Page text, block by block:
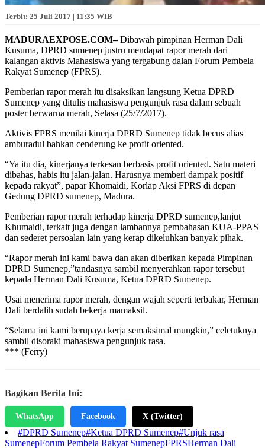
Terbit: 25 Juli 2017 | 11:35 WIB
MADURAEXPOSE.COM–Dibawah pimpinan Herman Dali
Kusuma, DPRD sumenep justru mendapat rapor merah dari
kalangan aktivis Mahasiswa yang tergabung dalan Forum Pembela
Rakyat Sumenep (FPRS).
Pemberian rapor merah itu disaksikan langsung Ketua DPRD
Sumenep yang ditulis mahasiswa pengunjuk rasa dalam sebuah
poster berwarna merah, Selasa (25/7/2017).
Aktivis FPRS menilai kinerja DPRD Sumenep tidak becus alias
amburadul bahkan cenderung ke profit oriented.
“Ya itu dia, kinerjanya terkesan berbasis profit oriented. Satu materi
dibahas, habis itu jalan-jalan. Harusnya memberi dampak positif
kepada rakyat”, papar Khomaidi, Korlap Aksi FPRS di depan
Gedung DPRD sumenep, Madura.
Pemberian rapor merah terhadap kinerja DPRD sumenep,lanjut
Khumaidi, terkait juga dengan lambannya pembahasan KUA-PPAS
dan sederet persoalan lain yang kerap dikeluhkan banyak pihak.
“Rapor merah ini kami bawa dan akan diberikan kepada Pimpinan
DPRD Sumenep,”tandasnya sambil menyerahkan rapor tersebut
kepada Herman Dali Kusuma, Ketua DPRD Sumenep.
Usai menerima rapor merah, dengan wajah seperti terbakar, Herman
Dali berdalih sudah bekerja mamaksil.
“Selama ini kami berupaya kerja semaksimal mungkin,” celetuknya
sambil disoraki mahasiswa pengunjuk rasa.
*** (Ferry)
Bagikan Berita Ini:
WhatsApp Facebook X (Twitter)
#DPRD Sumenep#Ketua DPRD Sumenep#Unjuk rasa
SumenepForum Pembela Rakyat SumenepFPRSHerman Dali